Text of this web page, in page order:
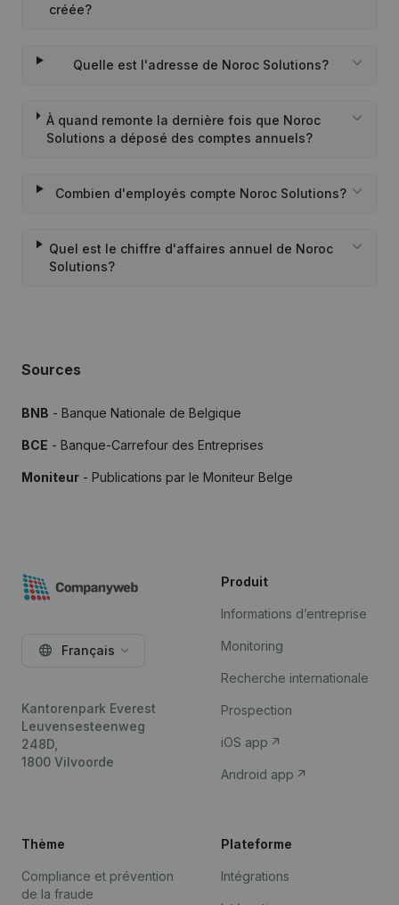
créée?
Quelle est l'adresse de Noroc Solutions?
À quand remonte la dernière fois que Noroc
Solutions a déposé des comptes annuels?
Combien d'employés compte Noroc Solutions?
Quel est le chiffre d'affaires annuel de Noroc
Solutions?
Sources
BNB - Banque Nationale de Belgique
BCE - Banque-Carrefour des Entreprises
Moniteur - Publications par le Moniteur Belge
Français
Kantorenpark Everest
Leuvensesteenweg
248D,
1800 Vilvoorde
Produit
Informations d’entreprise
Monitoring
Recherche internationale
Prospection
iOS app
Android app
Thème
Compliance et prévention
de la fraude
Plateforme
Intégrations